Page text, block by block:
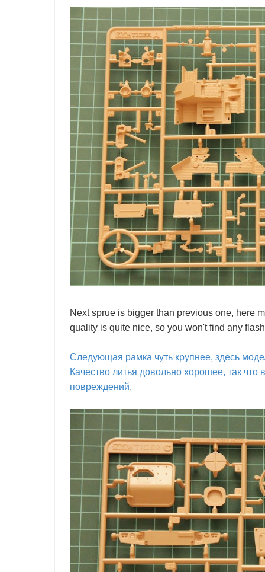
Next sprue is bigger than previous one, here
quality is quite nice, so you won't find any
Следующая рамка чуть крупнее, здесь
Качество литья довольно хорошее, так
повреждений.